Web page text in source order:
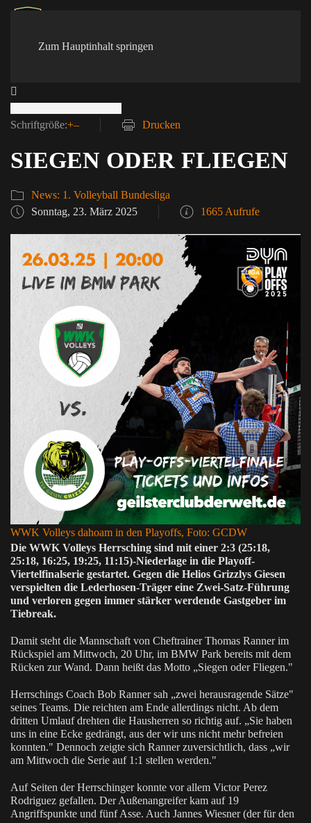
Zum Hauptinhalt springen
Schriftgröße:+– Drucken
SIEGEN ODER FLIEGEN
News: 1. Volleyball Bundesliga
Sonntag, 23. März 2025
1665 Aufrufe
WWK Volleys dahoam in den Playoffs, Foto: GCDW
Die WWK Volleys Herrsching sind mit einer 2:3 (25:18,
25:18, 16:25, 19:25, 11:15)-Niederlage in die Playoff-
Viertelfinalserie gestartet. Gegen die Helios Grizzlys Giesen
verspielten die Lederhosen-Träger eine Zwei-Satz-Führung
und verloren gegen immer stärker werdende Gastgeber im
Tiebreak.
Damit steht die Mannschaft von Cheftrainer Thomas Ranner im
Rückspiel am Mittwoch, 20 Uhr, im BMW Park bereits mit dem
Rücken zur Wand. Dann heißt das Motto „Siegen oder Fliegen."
Herrschings Coach Bob Ranner sah „zwei herausragende Sätze"
seines Teams. Die reichten am Ende allerdings nicht. Ab dem
dritten Umlauf drehten die Hausherren so richtig auf. „Sie haben
uns in eine Ecke gedrängt, aus der wir uns nicht mehr befreien
konnten." Dennoch zeigte sich Ranner zuversichtlich, dass „wir
am Mittwoch die Serie auf 1:1 stellen werden."
Auf Seiten der Herrschinger konnte vor allem Victor Perez
Rodriguez gefallen. Der Außenangreifer kam auf 19
Angriffspunkte und fünf Asse. Auch Jannes Wiesner (der für den